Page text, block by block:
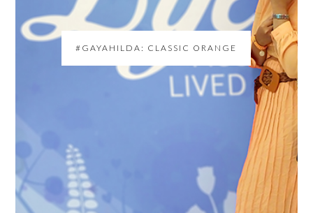
#GAYAHILDA: CLASSIC ORANGE